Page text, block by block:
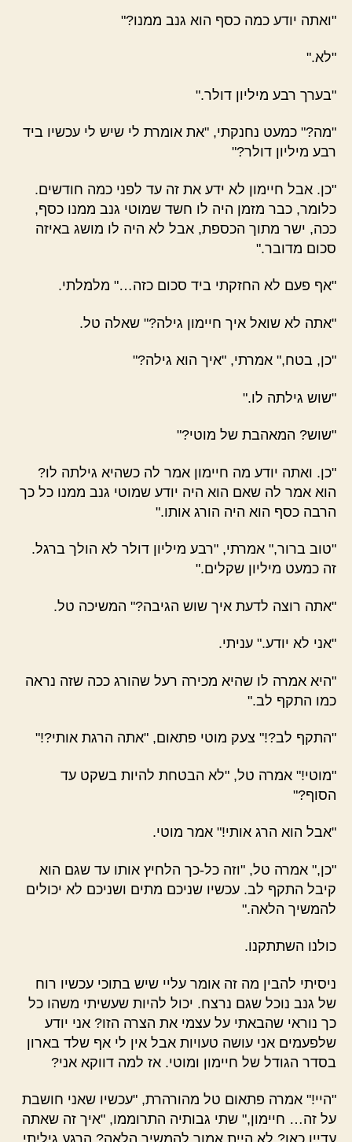
"ואתה יודע כמה כסף הוא גנב ממנו?"
"לא."
"בערך רבע מיליון דולר."
"מה?" כמעט נחנקתי, "את אומרת לי שיש לי עכשיו ביד
רבע מיליון דולר?"
"כן. אבל חיימון לא ידע את זה עד לפני כמה חודשים.
כלומר, כבר מזמן היה לו חשד שמוטי גנב ממנו כסף,
ככה, ישר מתוך הכספת, אבל לא היה לו מושג באיזה
סכום מדובר."
"אף פעם לא החזקתי ביד סכום כזה…" מלמלתי.
"אתה לא שואל איך חיימון גילה?" שאלה טל.
"כן, בטח," אמרתי, "איך הוא גילה?"
"שוש גילתה לו."
"שוש? המאהבת של מוטי?"
"כן. ואתה יודע מה חיימון אמר לה כשהיא גילתה לו?
הוא אמר לה שאם הוא היה יודע שמוטי גנב ממנו כל כך
הרבה כסף הוא היה הורג אותו."
"טוב ברור," אמרתי, "רבע מיליון דולר לא הולך ברגל.
זה כמעט מיליון שקלים."
"אתה רוצה לדעת איך שוש הגיבה?" המשיכה טל.
"אני לא יודע." עניתי.
"היא אמרה לו שהיא מכירה רעל שהורג ככה שזה נראה
כמו התקף לב."
"התקף לב?!" צעק מוטי פתאום, "אתה הרגת אותי?!"
"מוטי!" אמרה טל, "לא הבטחת להיות בשקט עד
הסוף?"
"אבל הוא הרג אותי!" אמר מוטי.
"כן," אמרה טל, "וזה כל-כך הלחיץ אותו עד שגם הוא
קיבל התקף לב. עכשיו שניכם מתים ושניכם לא יכולים
להמשיך הלאה."
כולנו השתתקנו.
ניסיתי להבין מה זה אומר עליי שיש בתוכי עכשיו רוח
של גנב נוכל שגם נרצח. יכול להיות שעשיתי משהו כל
כך נוראי שהבאתי על עצמי את הצרה הזו? אני יודע
שלפעמים אני עושה טעויות אבל אין לי אף שלד בארון
בסדר הגודל של חיימון ומוטי. אז למה דווקא אני?
"היי!" אמרה פתאום טל מהורהרת, "עכשיו שאני חושבת
על זה… חיימון," שתי גבותיה התרוממו, "איך זה שאתה
עדיין כאן? לא היית אמור להמשיך הלאה? הרגע גיליתי